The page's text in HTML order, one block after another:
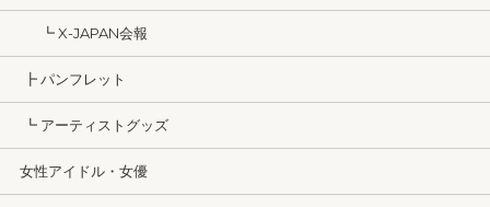
┗ X-JAPAN会報
┣ パンフレット
┗ アーティストグッズ
女性アイドル・女優